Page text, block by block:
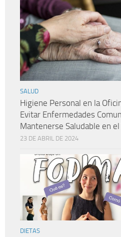
SALUD
Higiene Personal en la
Evitar Enfermedades
Mantenerse Saludable en el
23 DE ABRIL DE 2024
DIETAS